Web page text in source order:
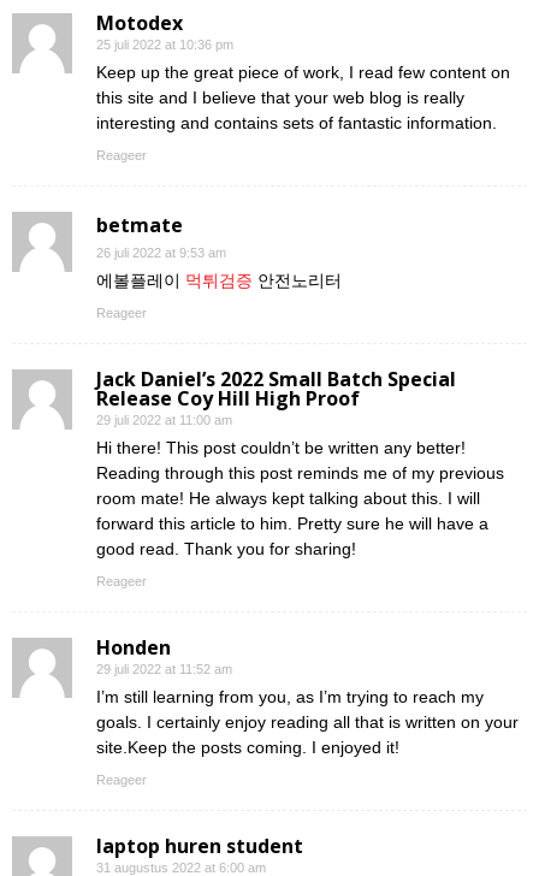
Motodex
25 juli 2022 at 10:36 pm
Keep up the great piece of work, I read few content on
this site and I believe that your web blog is really
interesting and contains sets of fantastic information.
Reageer
betmate
26 juli 2022 at 9:53 am
에볼플레이 먹튀검증 안전노리터
Reageer
Jack Daniel’s 2022 Small Batch Special
Release Coy Hill High Proof
29 juli 2022 at 11:00 am
Hi there! This post couldn’t be written any better!
Reading through this post reminds me of my previous
room mate! He always kept talking about this. I will
forward this article to him. Pretty sure he will have a
good read. Thank you for sharing!
Reageer
Honden
29 juli 2022 at 11:52 am
I’m still learning from you, as I’m trying to reach my
goals. I certainly enjoy reading all that is written on your
site.Keep the posts coming. I enjoyed it!
Reageer
laptop huren student
31 augustus 2022 at 6:00 am